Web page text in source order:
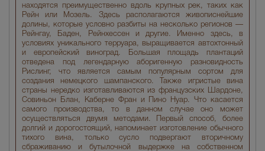
находятся преимущественно вдоль крупных рек, таких как
Рейн или Мозель. Здесь располагаются живописнейшие
долины, которые условно разбиты на несколько регионов —
Рейнгау, Баден, Рейнхессен и другие. Именно здесь, в
условиях уникального терруара, выращивается автохтонный
и европейский виноград. Большая площадь плантаций
отведена под легендарную аборигенную разновидность
Рислинг, что является самым популярным сортом для
создания немецкого шампанского. Также игристые вина
страны нередко изготавливаются из французских Шардоне,
Совиньон Блан, Каберне Фран и Пино Нуар. Что касается
самого производства, то в данном случае оно может
осуществляться двумя методами. Первый способ, более
долгий и дорогостоящий, напоминает изготовление обычного
тихого вина, только сусло подвергают вторичному
сбраживанию и бутылочной выдержке на собственном